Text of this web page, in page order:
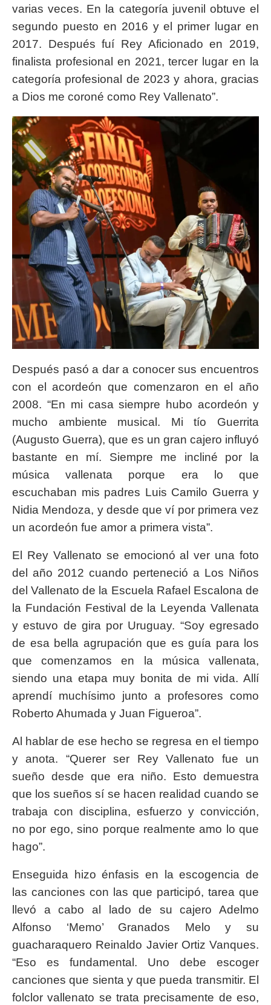
varias veces. En la categoría juvenil obtuve el
segundo puesto en 2016 y el primer lugar en
2017. Después fuí Rey Aficionado en 2019,
finalista profesional en 2021, tercer lugar en la
categoría profesional de 2023 y ahora, gracias
a Dios me coroné como Rey Vallenato”.
Después pasó a dar a conocer sus encuentros
con el acordeón que comenzaron en el año
2008. “En mi casa siempre hubo acordeón y
mucho ambiente musical. Mi tío Guerrita
(Augusto Guerra), que es un gran cajero influyó
bastante en mí. Siempre me incliné por la
música vallenata porque era lo que
escuchaban mis padres Luis Camilo Guerra y
Nidia Mendoza, y desde que ví por primera vez
un acordeón fue amor a primera vista”.
El Rey Vallenato se emocionó al ver una foto
del año 2012 cuando perteneció a Los Niños
del Vallenato de la Escuela Rafael Escalona de
la Fundación Festival de la Leyenda Vallenata
y estuvo de gira por Uruguay. “Soy egresado
de esa bella agrupación que es guía para los
que comenzamos en la música vallenata,
siendo una etapa muy bonita de mi vida. Allí
aprendí muchísimo junto a profesores como
Roberto Ahumada y Juan Figueroa”.
Al hablar de ese hecho se regresa en el tiempo
y anota. “Querer ser Rey Vallenato fue un
sueño desde que era niño. Esto demuestra
que los sueños sí se hacen realidad cuando se
trabaja con disciplina, esfuerzo y convicción,
no por ego, sino porque realmente amo lo que
hago”.
Enseguida hizo énfasis en la escogencia de
las canciones con las que participó, tarea que
llevó a cabo al lado de su cajero Adelmo
Alfonso ‘Memo’ Granados Melo y su
guacharaquero Reinaldo Javier Ortiz Vanques.
“Eso es fundamental. Uno debe escoger
canciones que sienta y que pueda transmitir. El
folclor vallenato se trata precisamente de eso,